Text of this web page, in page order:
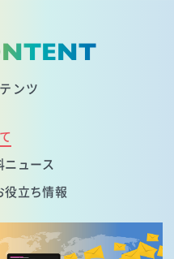
ンツ
ニュース
役立ち情報